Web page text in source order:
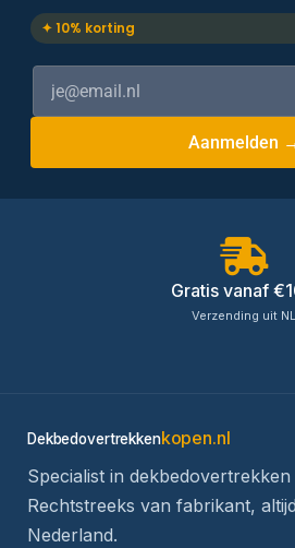
✦ 10% korting
Aanmelden
Gratis vanaf
Verzending uit NL
Dekbedovertrekkenkopen.nl
Specialist in dekbedovertrekken
Rechtstreeks van fabrikant,
Nederland.